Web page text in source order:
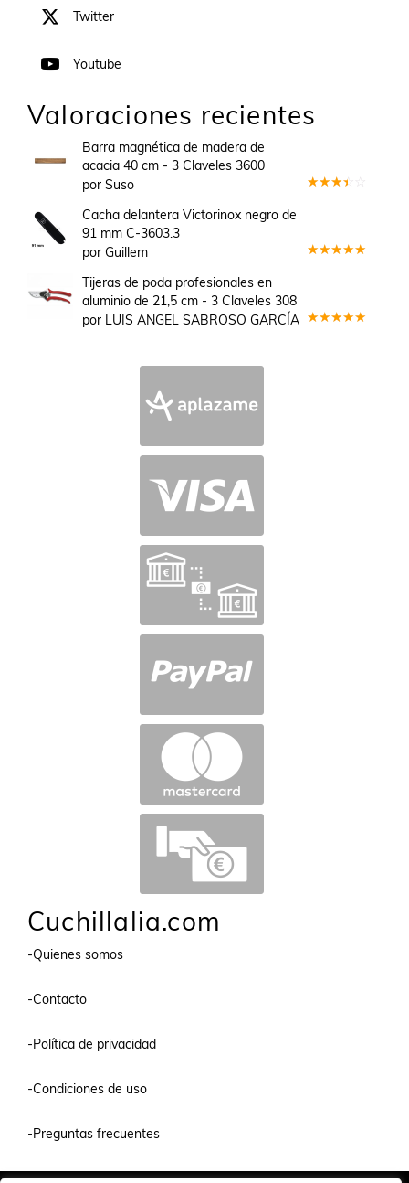
Twitter
Youtube
Valoraciones recientes
Barra magnética de madera de
acacia 40 cm - 3 Claveles 3600
por Suso
Cacha delantera Victorinox negro de
91 mm C-3603.3
por Guillem
Tijeras de poda profesionales en
aluminio de 21,5 cm - 3 Claveles 308
por LUIS ANGEL SABROSO GARCÍA
Cuchillalia.com
-Quienes somos
-Contacto
-Política de privacidad
-Condiciones de uso
-Preguntas frecuentes